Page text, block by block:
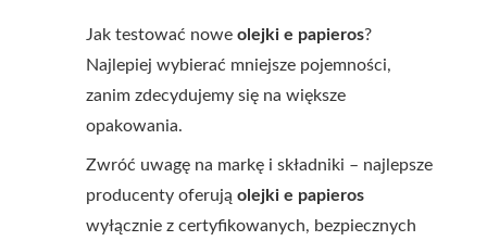
Jak testować nowe olejki e papieros?
Najlepiej wybierać mniejsze pojemności,
zanim zdecydujemy się na większe
opakowania.
Zwróć uwagę na markę i składniki – najlepsze
producenty oferują olejki e papieros
wyłącznie z certyfikowanych, bezpiecznych